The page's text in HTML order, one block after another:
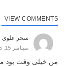
VIEW COMMENTS
سحر علوی
سپتامبر 15, 2025 at 7:59 ق.ظ
من خیلی وقت بود